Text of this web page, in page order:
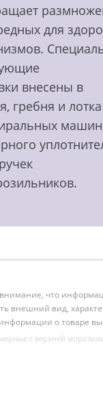
для
внесены в
гребня и
что
внешний вид,
о товаре
с верхней